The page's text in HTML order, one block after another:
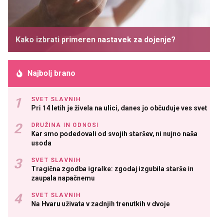
Kako izbrati primeren nastavek za dojenje?
Najbolj brano
SVET SLAVNIH
Pri 14 letih je živela na ulici, danes jo občuduje ves svet
DRUŽINA IN ODNOSI
Kar smo podedovali od svojih staršev, ni nujno naša
usoda
SVET SLAVNIH
Tragična zgodba igralke: zgodaj izgubila starše in
zaupala napačnemu
SVET SLAVNIH
Na Hvaru uživata v zadnjih trenutkih v dvoje